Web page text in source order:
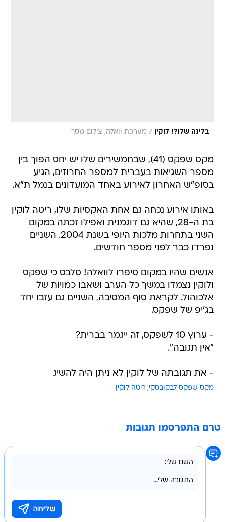
בליגה שלו?! לוקין / מערכת וואלה, צילום מסך
מקס שפקס (41), שבחמשירים שלו יש יחס הפוך בין
מספר השגיאות בעברית למספר החרוזים, הגיע
בסופ"ש האחרון לאירוע באחד המועדונים בנמל ת"א.
באותו אירוע נכחה גם אחת האקסיות שלו, ריטה לוקין
בת ה-28, שהיא גם דוגמנית ואפילו זכתה במקום
השני בתחרות מלכות היופי בשנת 2004. השניים
נפרדו כבר לפני מספר חודשים.
אנשים שהיו במקום סיפרו לוואלה! סלבס כי שפקס
ולוקין נצמדו במשך כל הערב ושאבו כמויות של
אלכוהול. לקראת סוף המסיבה, השניים גם עזבו יחד
בג'יפ של שפקס.
- ערוץ 10 לשפקס, זה ייגמר בברית?
"אין תגובה".
- את תגובתה של לוקין לא ניתן היה להשיג
מקס שפקס לבקובסקי ריטה לוקין
טרם התפרסמו תגובות